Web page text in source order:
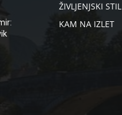
ŽIVLJENJSKI STIL
KAM NA IZLET